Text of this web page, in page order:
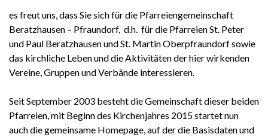
es freut uns, dass Sie sich für die Pfarreiengemeinschaft
Beratzhausen – Pfraundorf, d.h. für die Pfarreien St. Peter
und Paul Beratzhausen und St. Martin Oberpfraundorf sowie
das kirchliche Leben und die Aktivitäten der hier wirkenden
Vereine, Gruppen und Verbände interessieren.
Seit September 2003 besteht die Gemeinschaft dieser beiden
Pfarreien, mit Beginn des Kirchenjahres 2015 startet nun
auch die gemeinsame Homepage, auf der die Basisdaten und